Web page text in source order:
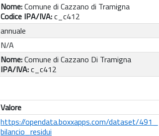
Nome:Comune di Cazzano di Tramigna
Codice IPA/IVA:c_c412
annuale
N/A
Nome:Comune di Cazzano Di Tramigna
IPA/IVA:c_c412
Valore
https://opendata.boxxapps.com/dataset/491_
bilancio_residui